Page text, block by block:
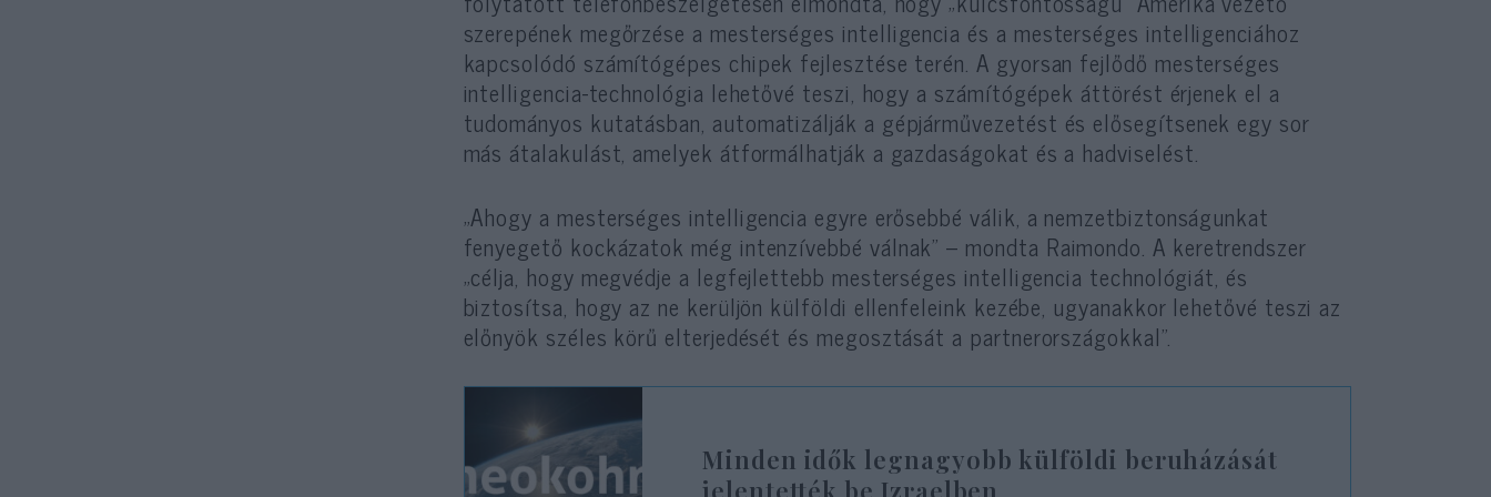
szerepének megőrzése a mesterséges intelligencia és a mesterséges intelligenciához
kapcsolódó számítógépes chipek fejlesztése terén. A gyorsan fejlődő mesterséges
intelligencia-technológia lehetővé teszi, hogy a számítógépek áttörést érjenek el a
tudományos kutatásban, automatizálják a gépjárművezetést és elősegítsenek egy sor
más átalakulást, amelyek átformálhatják a gazdaságokat és a hadviselést.
„Ahogy a mesterséges intelligencia egyre erősebbé válik, a nemzetbiztonságunkat
fenyegető kockázatok még intenzívebbé válnak” – mondta Raimondo. A keretrendszer
„célja, hogy megvédje a legfejlettebb mesterséges intelligencia technológiát, és
biztosítsa, hogy az ne kerüljön külföldi ellenfeleink kezébe, ugyanakkor lehetővé teszi az
előnyök széles körű elterjedését és megosztását a partnerországokkal”.
Minden idők legnagyobb külföldi beruházását